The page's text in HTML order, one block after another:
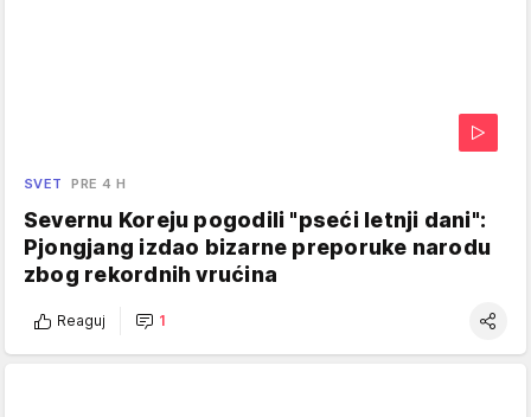
SVET PRE 4 H
Severnu Koreju pogodili "pseći letnji dani":
Pjongjang izdao bizarne preporuke narodu
zbog rekordnih vrućina
Reaguj 1